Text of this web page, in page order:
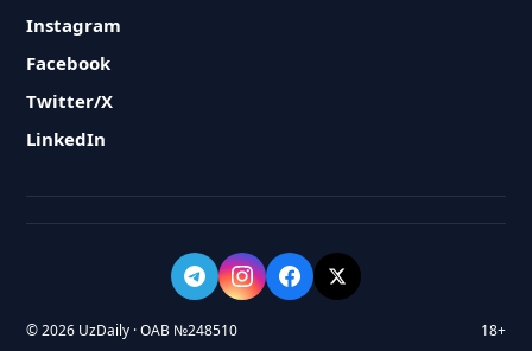
Instagram
Facebook
Twitter/X
LinkedIn
© 2026 UzDaily · ОАВ №248510 18+